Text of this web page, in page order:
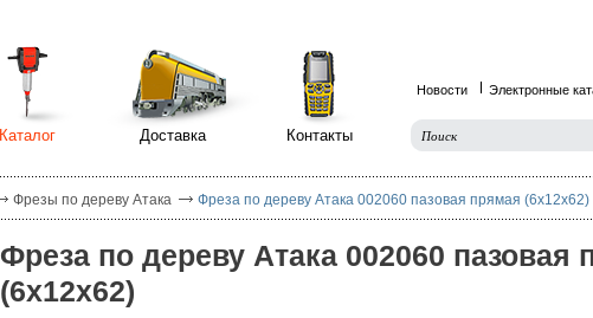
Каталог Доставка Контакты
Новости Электронные
Фрезы по дереву Атака Фреза по дереву Атака 002060 пазовая прямая (6х12х62)
Фреза по дереву Атака 002060 пазовая
(6х12х62)